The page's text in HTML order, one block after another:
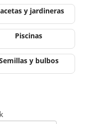
y jardineras
Piscinas
y bulbos